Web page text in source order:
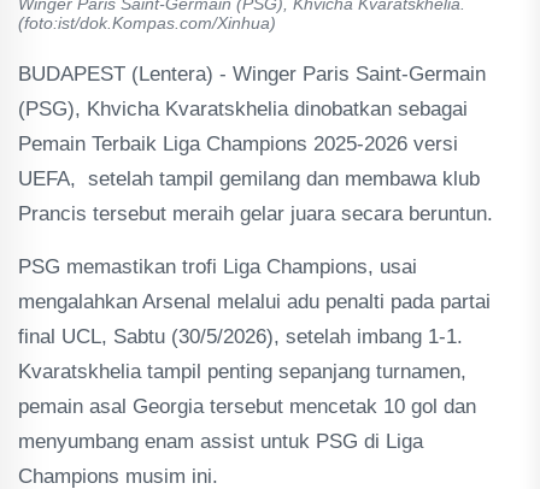
(foto:ist/dok.Kompas.com/Xinhua)
BUDAPEST (Lentera) - Winger Paris Saint-Germain
(PSG), Khvicha Kvaratskhelia dinobatkan sebagai
Pemain Terbaik Liga Champions 2025-2026 versi
UEFA, setelah tampil gemilang dan membawa klub
Prancis tersebut meraih gelar juara secara beruntun.
PSG memastikan trofi Liga Champions, usai
mengalahkan Arsenal melalui adu penalti pada partai
final UCL, Sabtu (30/5/2026), setelah imbang 1-1.
Kvaratskhelia tampil penting sepanjang turnamen,
pemain asal Georgia tersebut mencetak 10 gol dan
menyumbang enam assist untuk PSG di Liga
Champions musim ini.